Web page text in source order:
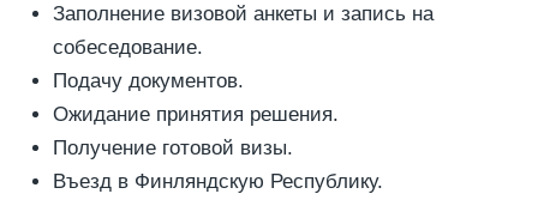
Заполнение визовой анкеты и запись на
собеседование.
Подачу документов.
Ожидание принятия решения.
Получение готовой визы.
Въезд в Финляндскую Республику.